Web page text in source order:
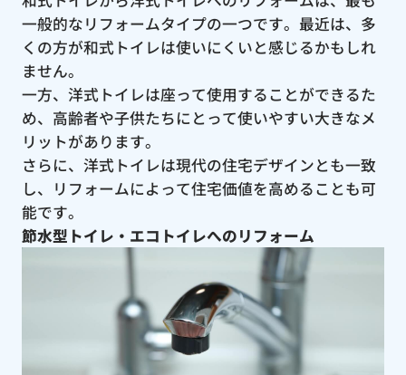
一般的なリフォームタイプの一つです。最近は、多
くの方が和式トイレは使いにくいと感じるかもしれ
ません。
一方、洋式トイレは座って使用することができるた
め、高齢者や子供たちにとって使いやすい大きなメ
リットがあります。
さらに、洋式トイレは現代の住宅デザインとも一致
し、リフォームによって住宅価値を高めることも可
能です。
節水型トイレ・エコトイレへのリフォーム